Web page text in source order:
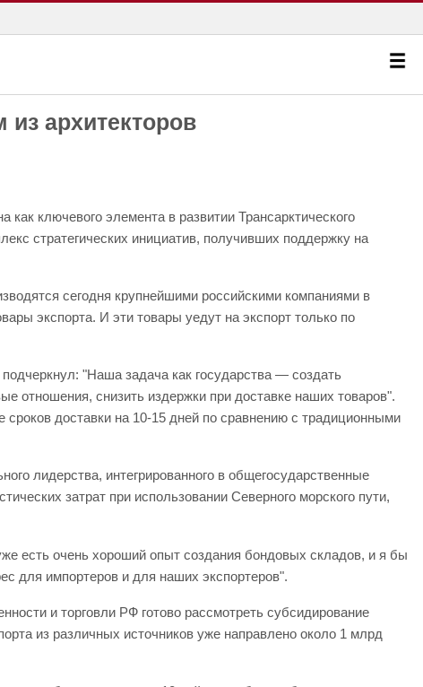
архитекторов
ключевого элемента в развитии Трансарктического
стратегических инициатив, получивших поддержку на
сегодня крупнейшими российскими компаниями в
экспорта. И эти товары уедут на экспорт только по
"Наша задача как государства — создать
отношения, снизить издержки при доставке наших товаров".
сроков доставки на 10-15 дней по сравнению с традиционными
лидерства, интегрированного в общегосударственные
затрат при использовании Северного морского пути,
есть очень хороший опыт создания бондовых складов, и я бы
для импортеров и для наших экспортеров".
и торговли РФ готово рассмотреть субсидирование
из различных источников уже направлено около 1 млрд